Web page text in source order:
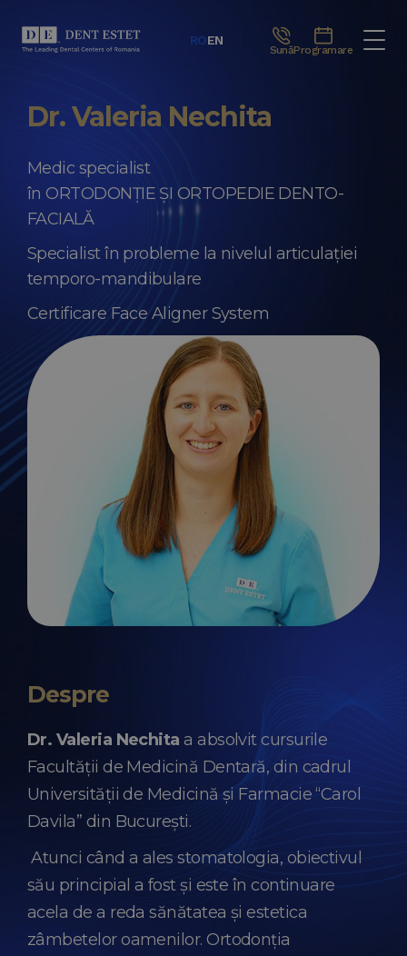
ROEN
SunăProgramare
Dr. Valeria Nechita
Medic specialist
în ORTODONȚIE ȘI ORTOPEDIE DENTO-
FACIALĂ
Specialist în probleme la nivelul articulației
temporo-mandibulare
Certificare Face Aligner System
Despre
Dr. Valeria Nechita a absolvit cursurile
Facultăţii de Medicină Dentară, din cadrul
Universităţii de Medicină şi Farmacie “Carol
Davila” din București.
Atunci când a ales stomatologia, obiectivul
său principial a fost și este în continuare
acela de a reda sănătatea și estetica
zâmbetelor oamenilor. Ortodonția